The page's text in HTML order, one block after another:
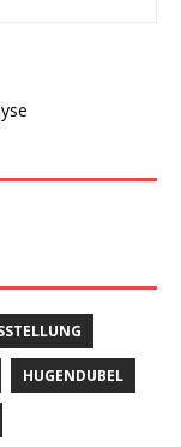
HUGENDUBEL